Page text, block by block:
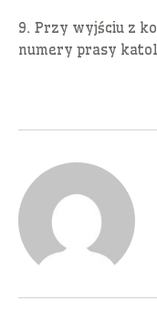
9. Przy wyjściu z
numery prasy